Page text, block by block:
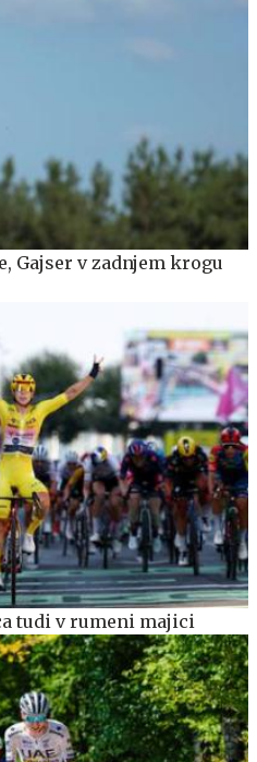
Gajser v zadnjem krogu
tudi v rumeni majici